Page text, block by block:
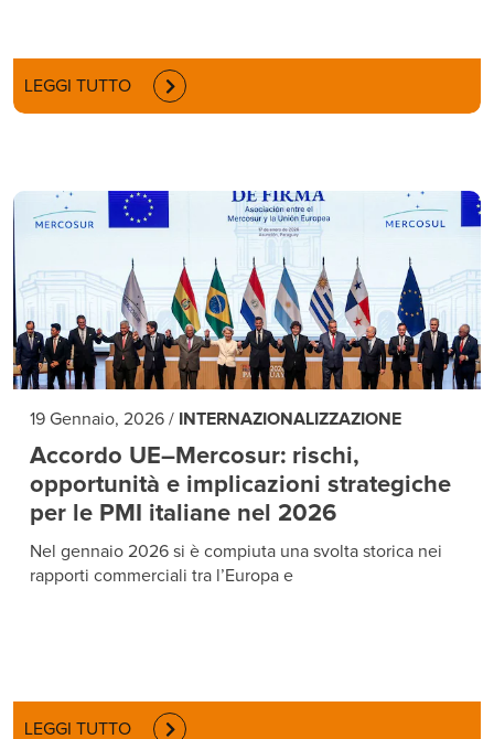
LEGGI TUTTO
19 Gennaio, 2026 / INTERNAZIONALIZZAZIONE
Accordo UE–Mercosur: rischi,
opportunità e implicazioni strategiche
per le PMI italiane nel 2026
Nel gennaio 2026 si è compiuta una svolta storica nei
rapporti commerciali tra l’Europa e
LEGGI TUTTO